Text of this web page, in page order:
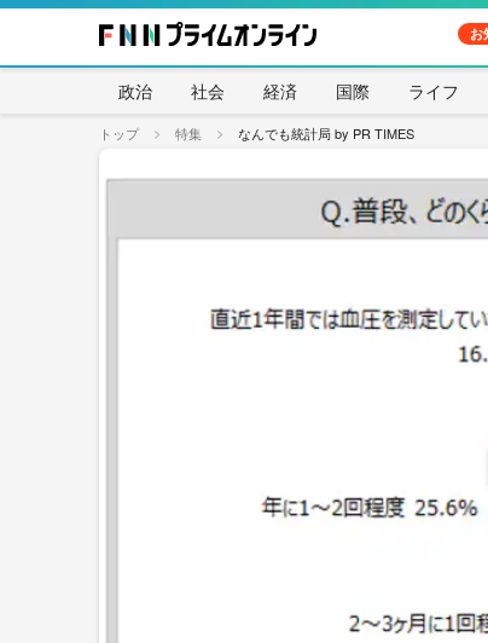
お
政治 社会 経済 国際 ライフ
トップ 特集 なんでも統計局 by PR TIMES